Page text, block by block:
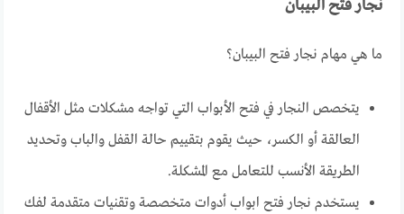
نجار فتح البيبان
ما هي مهام نجار فتح البيبان؟
يتخصص النجار في فتح الأبواب التي تواجه مشكلات مثل الأقفال
العالقة أو الكسر، حيث يقوم بتقييم حالة القفل والباب وتحديد
الطريقة الأنسب للتعامل مع المشكلة.
يستخدم نجار فتح ابواب أدوات متخصصة وتقنيات متقدمة لفك